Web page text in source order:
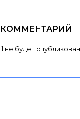
не будет опубликован.